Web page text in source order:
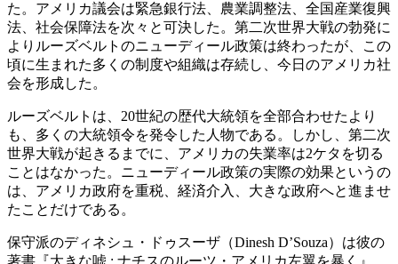
た。アメリカ議会は緊急銀行法、農業調整法、全国産業復興
法、社会保障法を次々と可決した。第二次世界大戦の勃発に
よりルーズベルトのニューディール政策は終わったが、この
頃に生まれた多くの制度や組織は存続し、今日のアメリカ社
会を形成した。
ルーズベルトは、20世紀の歴代大統領を全部合わせたより
も、多くの大統領令を発令した人物である。しかし、第二次
世界大戦が起きるまでに、アメリカの失業率は2ケタを切る
ことはなかった。ニューディール政策の実際の効果というの
は、アメリカ政府を重税、経済介入、大きな政府へと進ませ
たことだけである。
保守派のディネシュ・ドゥスーザ（Dinesh D’Souza）は彼の